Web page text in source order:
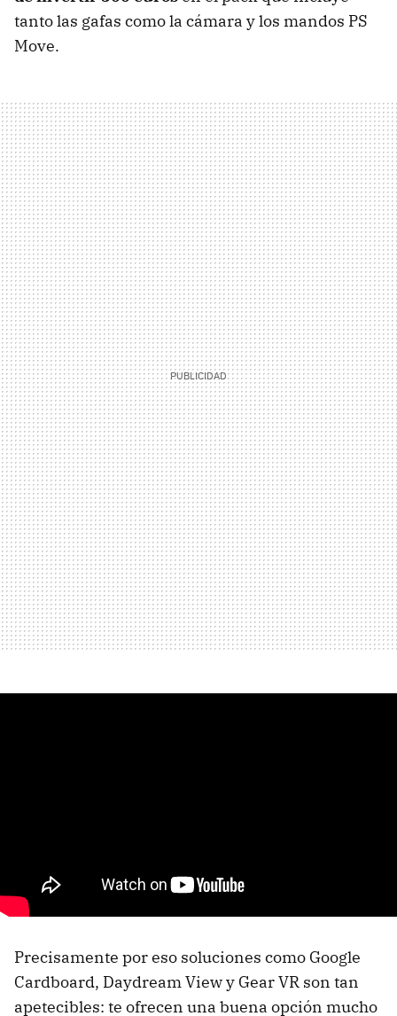
tanto las gafas como la cámara y los mandos PS
Move.
Precisamente por eso soluciones como Google
Cardboard, Daydream View y Gear VR son tan
apetecibles: te ofrecen una buena opción mucho